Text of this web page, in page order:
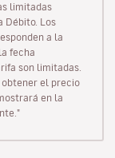
limitadas
Débito. Los
a la
fecha
son limitadas.
obtener el precio
en la